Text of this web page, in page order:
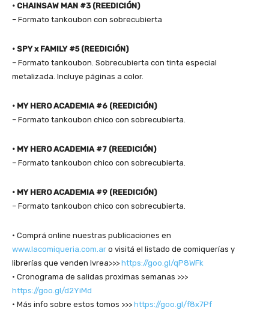
• CHAINSAW MAN #3 (REEDICIÓN)
– Formato tankoubon con sobrecubierta
• SPY x FAMILY #5 (REEDICIÓN)
– Formato tankoubon. Sobrecubierta con tinta especial
metalizada. Incluye páginas a color.
• MY HERO ACADEMIA #6 (REEDICIÓN)
– Formato tankoubon chico con sobrecubierta.
• MY HERO ACADEMIA #7 (REEDICIÓN)
– Formato tankoubon chico con sobrecubierta.
• MY HERO ACADEMIA #9 (REEDICIÓN)
– Formato tankoubon chico con sobrecubierta.
• Comprá online nuestras publicaciones en
www.lacomiqueria.com.ar o visitá el listado de comiquerías y
librerías que venden Ivrea>>> https://goo.gl/qP8WFk
• Cronograma de salidas proximas semanas >>>
https://goo.gl/d2YiMd
• Más info sobre estos tomos >>> https://goo.gl/f8x7Pf